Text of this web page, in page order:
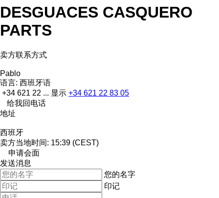
DESGUACES CASQUERO
PARTS
卖方联系方式
Pablo
语言: 西班牙语
+34 621 22 ... 显示 +34 621 22 83 05
给我回电话
地址
西班牙
卖方当地时间: 15:39 (CEST)
申请会面
发送消息
您的名字
印记